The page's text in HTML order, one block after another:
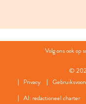
Volg ons ook op
©
Privacy
AI: redactioneel charter